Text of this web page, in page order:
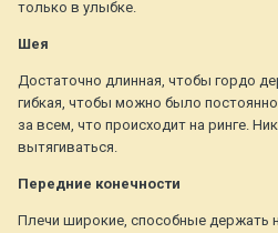
только в улыбке.
Шея
Достаточно длинная, чтобы гордо
гибкая, чтобы можно было
за всем, что происходит на ринге.
вытягиваться.
Передние конечности
Плечи широкие, способные держать